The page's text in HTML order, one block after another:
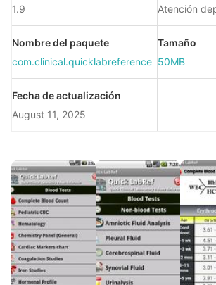
1.9
Atención
Nombre del paquete
com.clinical.quicklabreference
Tamaño
50MB
Fecha de actualización
August 11, 2025